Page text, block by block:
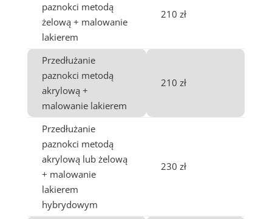
paznokci metodą
żelową + malowanie
lakierem
210 zł
Przedłużanie
paznokci metodą
akrylową +
malowanie lakierem
210 zł
Przedłużanie
paznokci metodą
akrylową lub żelową
+ malowanie
lakierem
hybrydowym
230 zł